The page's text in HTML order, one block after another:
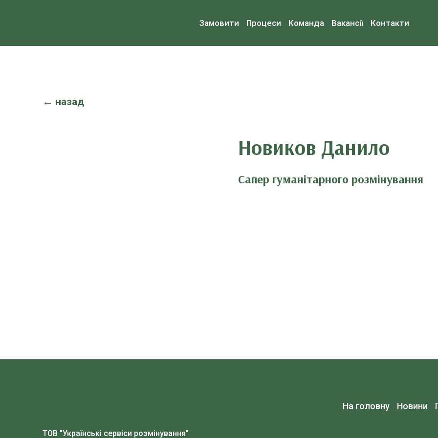
Замовити Процеси Команда Вакансії Контакти
← назад
Новиков Данило
Сапер гуманітарного розмінування
ТОВ "Українські сервіси розмінування"
На головну Новини